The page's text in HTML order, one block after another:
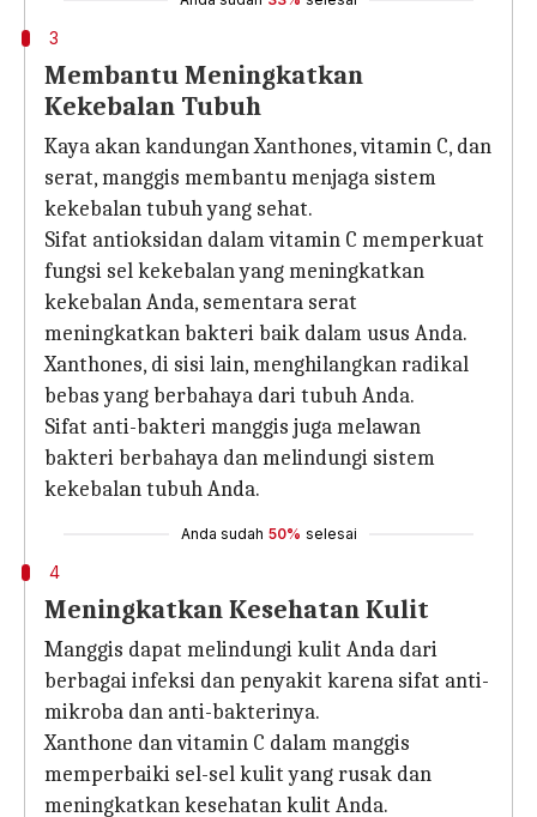
3
Membantu Meningkatkan
Kekebalan Tubuh
Kaya akan kandungan Xanthones, vitamin C, dan
serat, manggis membantu menjaga sistem
kekebalan tubuh yang sehat.
Sifat antioksidan dalam vitamin C memperkuat
fungsi sel kekebalan yang meningkatkan
kekebalan Anda, sementara serat
meningkatkan bakteri baik dalam usus Anda.
Xanthones, di sisi lain, menghilangkan radikal
bebas yang berbahaya dari tubuh Anda.
Sifat anti-bakteri manggis juga melawan
bakteri berbahaya dan melindungi sistem
kekebalan tubuh Anda.
Anda sudah 50% selesai
4
Meningkatkan Kesehatan Kulit
Manggis dapat melindungi kulit Anda dari
berbagai infeksi dan penyakit karena sifat anti-
mikroba dan anti-bakterinya.
Xanthone dan vitamin C dalam manggis
memperbaiki sel-sel kulit yang rusak dan
meningkatkan kesehatan kulit Anda.